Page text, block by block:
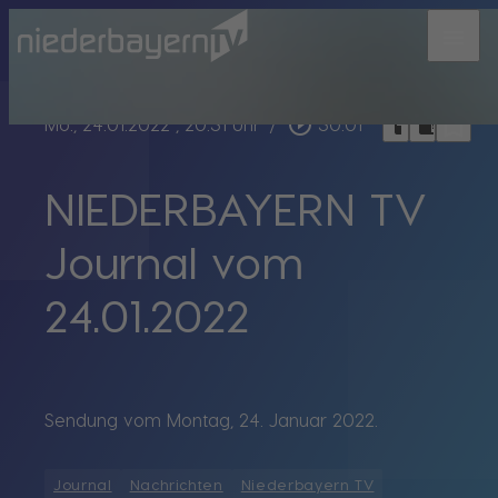
Mo., 24.01.2022, 20:31 Uhr / play_circle_outline 30:01 headphoneschrome_reader_modebookmark_border
NIEDERBAYERN TV
Journal vom
24.01.2022
Sendung vom Montag, 24. Januar 2022.
Journal Nachrichten Niederbayern TV